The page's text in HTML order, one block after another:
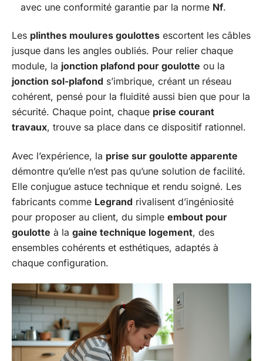
avec une conformité garantie par la norme Nf.
Les plinthes moulures goulottes escortent les câbles
jusque dans les angles oubliés. Pour relier chaque
module, la jonction plafond pour goulotte ou la
jonction sol-plafond s’imbrique, créant un réseau
cohérent, pensé pour la fluidité aussi bien que pour la
sécurité. Chaque point, chaque prise courant
travaux, trouve sa place dans ce dispositif rationnel.
Avec l’expérience, la prise sur goulotte apparente
démontre qu’elle n’est pas qu’une solution de facilité.
Elle conjugue astuce technique et rendu soigné. Les
fabricants comme Legrand rivalisent d’ingéniosité
pour proposer au client, du simple embout pour
goulotte à la gaine technique logement, des
ensembles cohérents et esthétiques, adaptés à
chaque configuration.